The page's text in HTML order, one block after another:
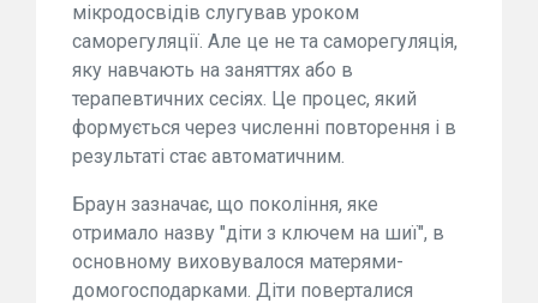
мікродосвідів слугував уроком
саморегуляції. Але це не та саморегуляція,
яку навчають на заняттях або в
терапевтичних сесіях. Це процес, який
формується через численні повторення і в
результаті стає автоматичним.
Браун зазначає, що покоління, яке
отримало назву "діти з ключем на шиї", в
основному виховувалося матерями-
домогосподарками. Діти поверталися